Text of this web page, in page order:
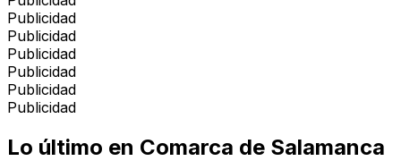
Publicidad
Publicidad
Publicidad
Publicidad
Publicidad
Publicidad
Lo último en Comarca de Salamanca